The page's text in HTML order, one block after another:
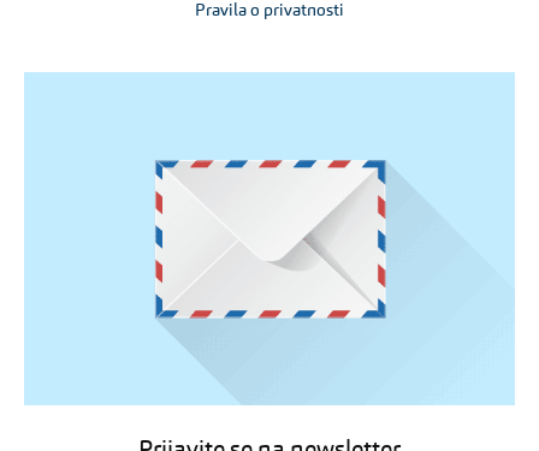
Pravila o privatnosti